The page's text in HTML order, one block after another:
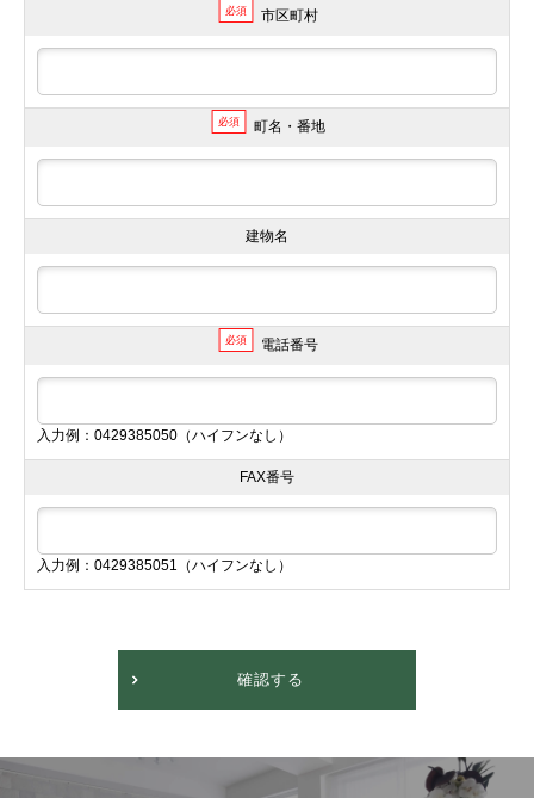
必須 市区町村
必須 町名・番地
建物名
必須 電話番号
入力例：0429385050（ハイフンなし）
FAX番号
入力例：0429385051（ハイフンなし）
確認する